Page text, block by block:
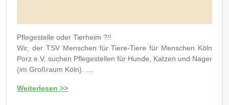
Pflegestelle oder Tierheim ?!!
Wir, der TSV Menschen für Tiere-Tiere für Menschen Köln
Porz e.V. suchen Pflegestellen für Hunde, Katzen und Nager
(im Großraum Köln). ....
Weiterlesen >>